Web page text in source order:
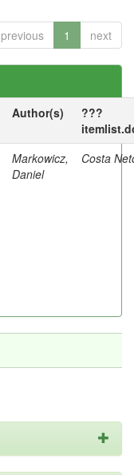
previous 1 next
Author(s)
???
Markowicz,
Daniel
Costa